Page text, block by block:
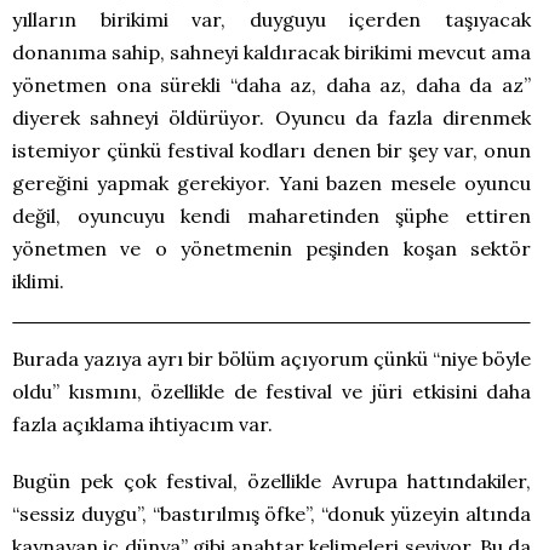
yılların birikimi var, duyguyu içerden taşıyacak
donanıma sahip, sahneyi kaldıracak birikimi mevcut ama
yönetmen ona sürekli “daha az, daha az, daha da az”
diyerek sahneyi öldürüyor. Oyuncu da fazla direnmek
istemiyor çünkü festival kodları denen bir şey var, onun
gereğini yapmak gerekiyor. Yani bazen mesele oyuncu
değil, oyuncuyu kendi maharetinden şüphe ettiren
yönetmen ve o yönetmenin peşinden koşan sektör
iklimi.
Burada yazıya ayrı bir bölüm açıyorum çünkü “niye böyle
oldu” kısmını, özellikle de festival ve jüri etkisini daha
fazla açıklama ihtiyacım var.
Bugün pek çok festival, özellikle Avrupa hattındakiler,
“sessiz duygu”, “bastırılmış öfke”, “donuk yüzeyin altında